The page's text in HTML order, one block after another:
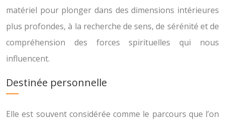
matériel pour plonger dans des dimensions intérieures
plus profondes, à la recherche de sens, de sérénité et de
compréhension des forces spirituelles qui nous
influencent.
Destinée personnelle
Elle est souvent considérée comme le parcours que l’on